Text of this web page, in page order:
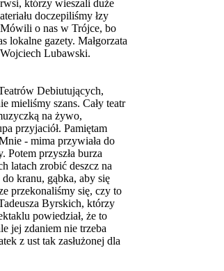
którzy wieszali duże
doczepiliśmy łzy
o nas w Trójce, bo
lokalne gazety. Małgorzata
Wojciech Lubawski.
Debiutujących,
mieliśmy szans. Cały teatr
na żywo,
przyjaciół. Pamiętam
- mima przywiała do
przyszła burza
latach zrobić deszcz na
kranu, gąbka, aby się
przekonaliśmy się, czy to
Byrskich, którzy
powiedział, że to
jej zdaniem nie trzeba
z ust tak zasłużonej dla